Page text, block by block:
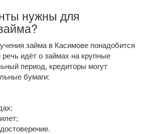
нужны для
займа в Касимове понадобится
идёт о займах на крупные
период, кредиторы могут
бумаги: